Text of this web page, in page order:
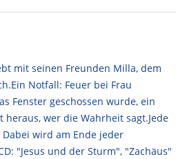
mit seinen Freunden Milla, dem
Notfall: Feuer bei Frau
Fenster geschossen wurde, ein
wer die Wahrheit sagt.Jede
wird am Ende jeder
"Jesus und der Sturm", "Zachäus"